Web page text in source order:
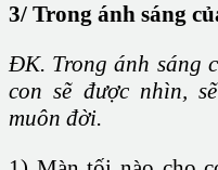
3/ Trong ánh sáng
ĐK. Trong ánh sáng
con sẽ được nhìn,
muôn đời.